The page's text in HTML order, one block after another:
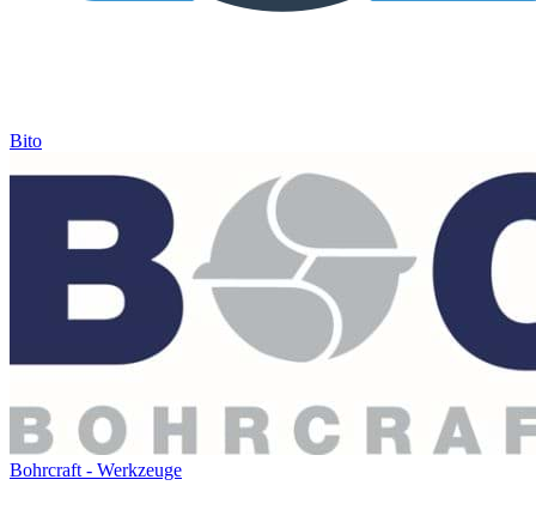
Bito
Bohrcraft - Werkzeuge